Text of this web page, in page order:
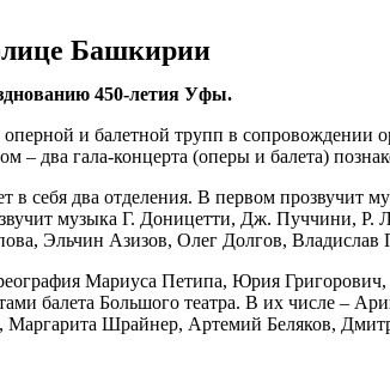
Башкирии
450-летия Уфы.
и балетной трупп в
два гала-концерта (оперы и балета)
в себя два отделения. В первом
музыка Г. Доницетти, Дж. Пуччини,
Эльчин Азизов, Олег Долгов, Владислав
Мариуса Петипа, Юрия
балета Большого театра. В их числе –
Маргарита Шрайнер, Артемий Беляков,